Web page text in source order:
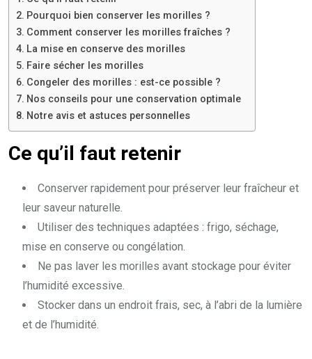
Pourquoi bien conserver les morilles ?
Comment conserver les morilles fraîches ?
La mise en conserve des morilles
Faire sécher les morilles
Congeler des morilles : est-ce possible ?
Nos conseils pour une conservation optimale
Notre avis et astuces personnelles
Ce qu’il faut retenir
Conserver rapidement pour préserver leur fraîcheur et
leur saveur naturelle.
Utiliser des techniques adaptées : frigo, séchage,
mise en conserve ou congélation.
Ne pas laver les morilles avant stockage pour éviter
l’humidité excessive.
Stocker dans un endroit frais, sec, à l’abri de la lumière
et de l’humidité.